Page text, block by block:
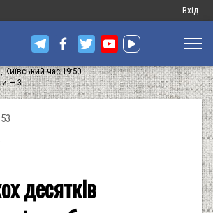
Меню
запису
Вхід
Київський час 19:50
— 3
десятків